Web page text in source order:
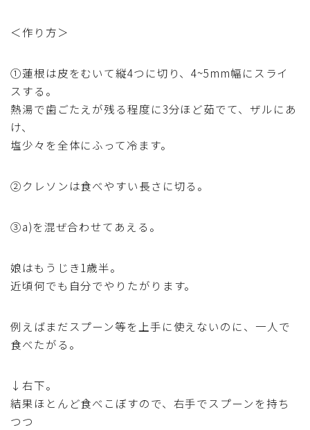
粉もの
米/ご飯料理・もち料理
麺料理(パスタ・うどん・そうめん・春雨など)
ハム・ベーコン・ソーセー・・スパム・チーズ料理
豆腐・厚揚げ・油揚げ・納豆・豆類・豆製品料理
缶詰料理(ツナ・サバ・いわし・ホタテ貝柱・コーン
等)
行事食(おせち・ハロウィン・クリスマス・雛祭り・子
供の日・七夕等)
乾物・海藻・麩料理
漬物・ピクルス・保存食・発酵食品
＜作り方＞
①蓮根は皮をむいて縦4つに切り、4~5mm幅にスライ
スする。
熱湯で歯ごたえが残る程度に3分ほど茹でて、ザルにあ
け、
塩少々を全体にふって冷ます。
②クレソンは食べやすい長さに切る。
③a)を混ぜ合わせてあえる。
娘はもうじき1歳半。
近頃何でも自分でやりたがります。
例えばまだスプーン等を上手に使えないのに、一人で
食べたがる。
↓右下。
結果ほとんど食べこぼすので、右手でスプーンを持ち
つつ